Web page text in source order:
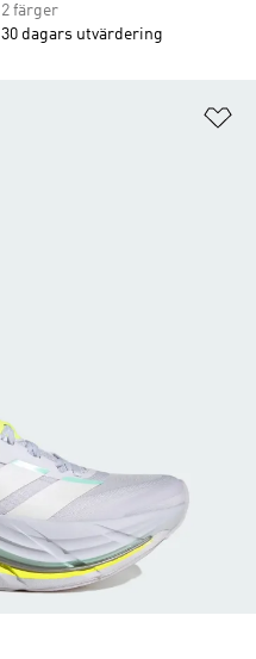
2 färger
30 dagars utvärdering